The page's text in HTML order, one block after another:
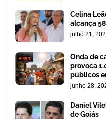
Celina
alcança
julho 21,
Onda de
provoca
públicos
junho 28,
Daniel
de Goiás